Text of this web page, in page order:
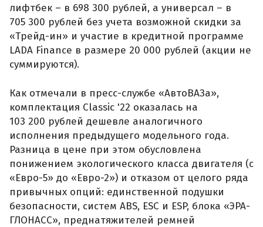
лифтбек – в 698 300 рублей, а универсал – в
705 300 рублей без учета возможной скидки за
«Трейд-ин» и участие в кредитной программе
LADA Finance в размере 20 000 рублей (акции не
суммируются).
Как отмечали в пресс-службе «АвтоВАЗа»,
комплектация Classic '22 оказалась на
103 200 рублей дешевле аналогичного
исполнения предыдущего модельного года.
Разница в цене при этом обусловлена
понижением экологического класса двигателя (с
«Евро-5» до «Евро-2») и отказом от целого ряда
привычных опций: единственной подушки
безопасности, систем ABS, ESC и ESP, блока «ЭРА-
ГЛОНАСС», преднатяжителей ремней